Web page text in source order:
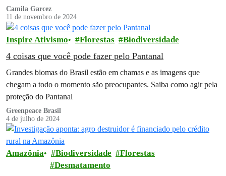
Camila Garcez
11 de novembro de 2024
Inspire Ativismo Florestas Biodiversidade
4 coisas que você pode fazer pelo Pantanal
Grandes biomas do Brasil estão em chamas e as imagens que
chegam a todo o momento são preocupantes. Saiba como agir pela
proteção do Pantanal
Greenpeace Brasil
4 de julho de 2024
Amazônia Biodiversidade
Florestas
Desmatamento